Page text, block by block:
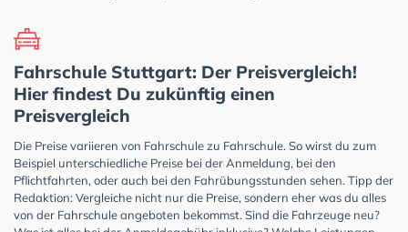
Fahrschule Stuttgart: Der Preisvergleich!
Hier findest Du zukünftig einen
Preisvergleich
Die Preise variieren von Fahrschule zu Fahrschule. So wirst du zum
Beispiel unterschiedliche Preise bei der Anmeldung, bei den
Pflichtfahrten, oder auch bei den Fahrübungsstunden sehen. Tipp der
Redaktion: Vergleiche nicht nur die Preise, sondern eher was du alles
von der Fahrschule angeboten bekommst. Sind die Fahrzeuge neu?